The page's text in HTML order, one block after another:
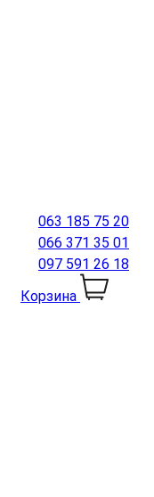
063 185 75 20
066 371 35 01
097 591 26 18
Корзина